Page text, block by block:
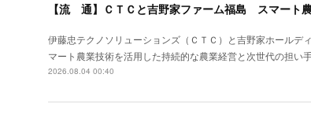
【流 通】ＣＴＣと吉野家ファーム福島 スマート
伊藤忠テクノソリューションズ（ＣＴＣ）と吉野家ホール
マート農業技術を活用した持続的な農業経営と次世代の
2026.08.04 00:40